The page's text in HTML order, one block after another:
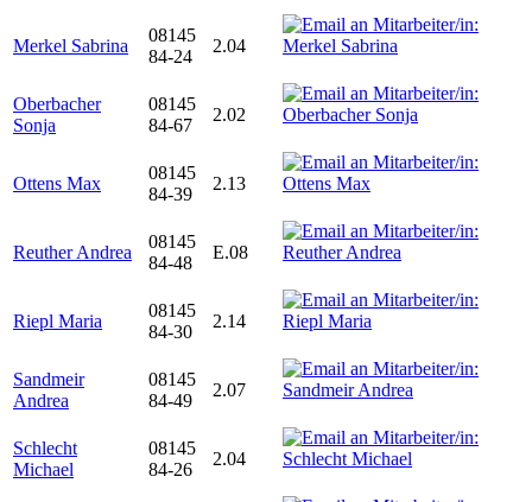
Merkel Sabrina
08145
84-24
2.04
Oberbacher
Sonja
08145
84-67
2.02
Ottens Max
08145
84-39
2.13
Reuther Andrea
08145
84-48
E.08
Riepl Maria
08145
84-30
2.14
Sandmeir
Andrea
08145
84-49
2.07
Schlecht
Michael
08145
84-26
2.04